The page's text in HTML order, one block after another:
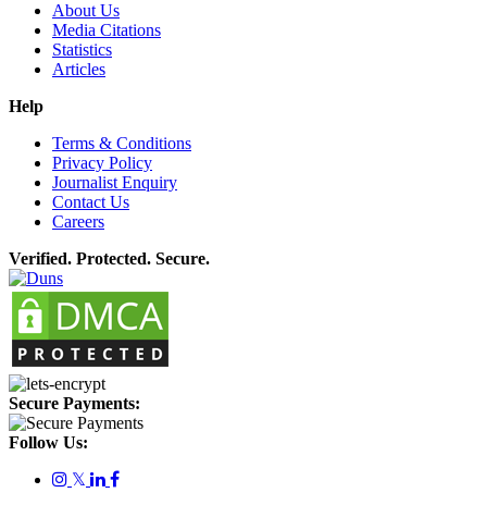
About Us
Media Citations
Statistics
Articles
Help
Terms & Conditions
Privacy Policy
Journalist Enquiry
Contact Us
Careers
Verified. Protected. Secure.
Secure Payments:
Follow Us:
𝕏